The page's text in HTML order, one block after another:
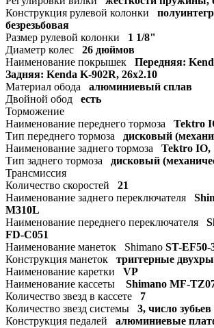
Конструкция рулевой колонки
безрезьбовая
Размер рулевой колонки 1 1/8"
Диаметр колес 26 дюймов
Наименование покрышек Передняя:
Задняя: Kenda K-902R, 26x2.10
Материал обода алюминиевый сплав
Двойной обод есть
Торможение
Наименование переднего тормоза Tektro
Тип переднего тормоза дисковый
Наименование заднего тормоза Tektro IO,
Тип заднего тормоза дисковый
Трансмиссия
Количество скоростей 21
Наименование заднего переключателя
M310L
Наименование переднего переключателя
FD-С051
Наименование манеток Shimano ST-EF50-
Конструкция манеток триггерные
Наименование каретки VP
Наименование кассеты Shimano MF-
Количество звезд в кассете 7
Количество звезд системы 3, число
Конструкция педалей алюминиевые